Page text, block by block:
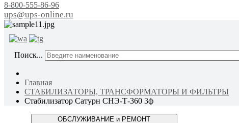
8-800-555-86-96
ups@ups-online.ru
ОТ
Поиск...
Главная
СТАБИЛИЗАТОРЫ, ТРАНСФОРМАТОРЫ И ФИЛЬТРЫ
Стабилизатор Сатурн СНЭ-Т-360 3ф